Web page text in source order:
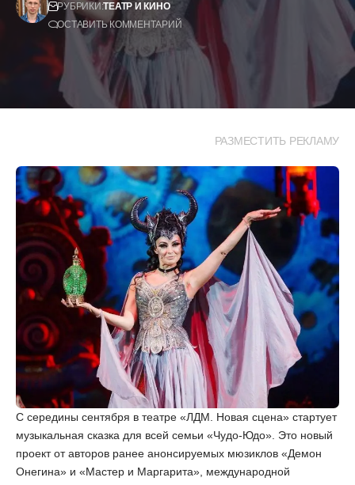
РУБРИКИ:ТЕАТР И КИНО
ОСТАВИТЬ КОММЕНТАРИЙ
РАЗМЕСТИТЬ РЕКЛАМУ
С середины сентября в театре «ЛДМ. Новая сцена» стартует
музыкальная сказка для всей семьи «Чудо-Юдо». Это новый
проект от авторов ранее анонсируемых мюзиклов «Демон
Онегина» и «Мастер и Маргарита» , международной